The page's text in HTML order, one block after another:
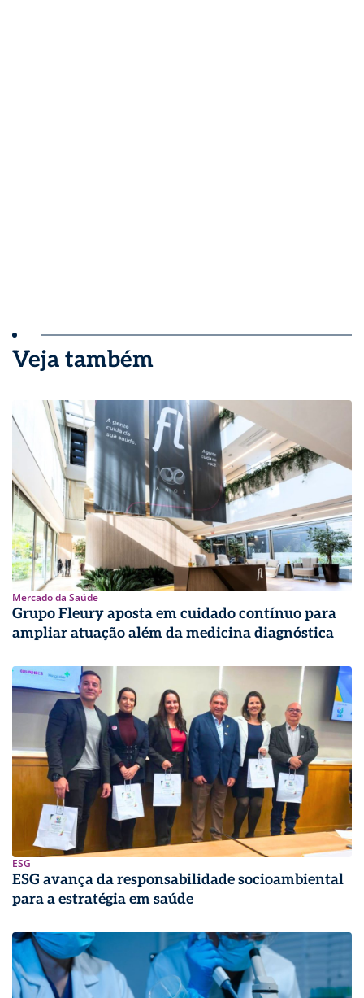
Veja também
Mercado da Saúde
Grupo Fleury aposta em cuidado contínuo para
ampliar atuação além da medicina diagnóstica
ESG
ESG avança da responsabilidade socioambiental
para a estratégia em saúde